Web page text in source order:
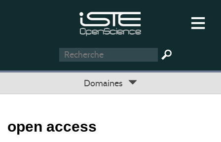
Domaines
open access